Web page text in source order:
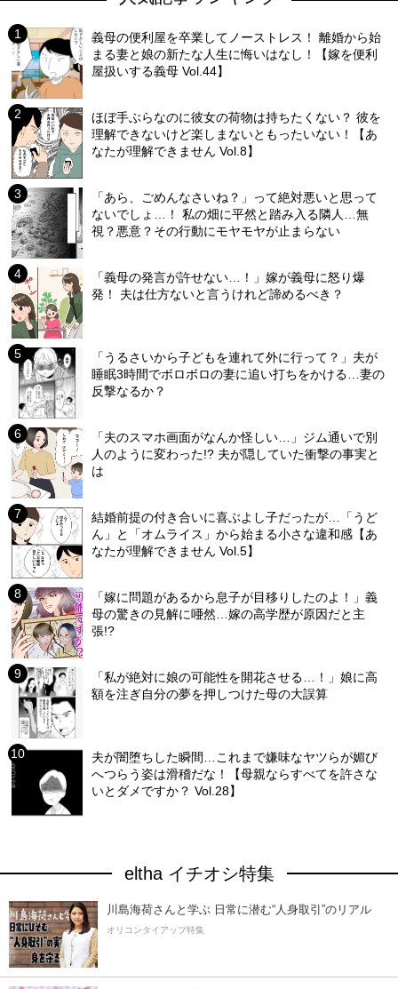
義母の便利屋を卒業してノーストレス！ 離婚から始
まる妻と娘の新たな人生に悔いはなし！【嫁を便利
屋扱いする義母 Vol.44】
ほぼ手ぶらなのに彼女の荷物は持ちたくない？ 彼を
理解できないけど楽しまないともったいない！【あ
なたが理解できません Vol.8】
「あら、ごめんなさいね？」って絶対悪いと思って
ないでしょ…！ 私の畑に平然と踏み入る隣人…無
視？悪意？その行動にモヤモヤが止まらない
「義母の発言が許せない…！」嫁が義母に怒り爆
発！ 夫は仕方ないと言うけれど諦めるべき？
「うるさいから子どもを連れて外に行って？」夫が
睡眠3時間でボロボロの妻に追い打ちをかける…妻の
反撃なるか？
「夫のスマホ画面がなんか怪しい…」ジム通いで別
人のように変わった!? 夫が隠していた衝撃の事実と
は
結婚前提の付き合いに喜ぶよし子だったが…「うど
ん」と「オムライス」から始まる小さな違和感【あ
なたが理解できません Vol.5】
「嫁に問題があるから息子が目移りしたのよ！」義
母の驚きの見解に唖然…嫁の高学歴が原因だと主
張!?
「私が絶対に娘の可能性を開花させる…！」娘に高
額を注ぎ自分の夢を押しつけた母の大誤算
夫が闇堕ちした瞬間…これまで嫌味なヤツらが媚び
へつらう姿は滑稽だな！【母親ならすべてを許さな
いとダメですか？ Vol.28】
eltha イチオシ特集
川島海荷さんと学ぶ 日常に潜む“人身取引”のリアル
オリコンタイアップ特集